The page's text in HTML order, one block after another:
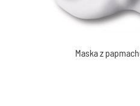
Maska z